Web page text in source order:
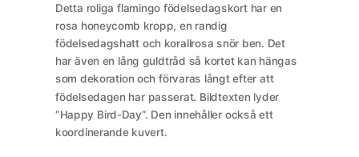
Detta roliga flamingo födelsedagskort har en
rosa honeycomb kropp, en randig
födelsedagshatt och korallrosa snör ben. Det
har även en lång guldtråd så kortet kan hängas
som dekoration och förvaras långt efter att
födelsedagen har passerat. Bildtexten lyder
“Happy Bird-Day”. Den innehåller också ett
koordinerande kuvert.